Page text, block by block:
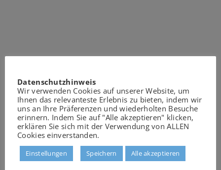
Datenschutzhinweis
Wir verwenden Cookies auf unserer Website, um
Ihnen das relevanteste Erlebnis zu bieten, indem wir
uns an Ihre Präferenzen und wiederholten Besuche
erinnern. Indem Sie auf "Alle akzeptieren" klicken,
erklären Sie sich mit der Verwendung von ALLEN
Cookies einverstanden.
Einstellungen Speichern Alle akzeptieren